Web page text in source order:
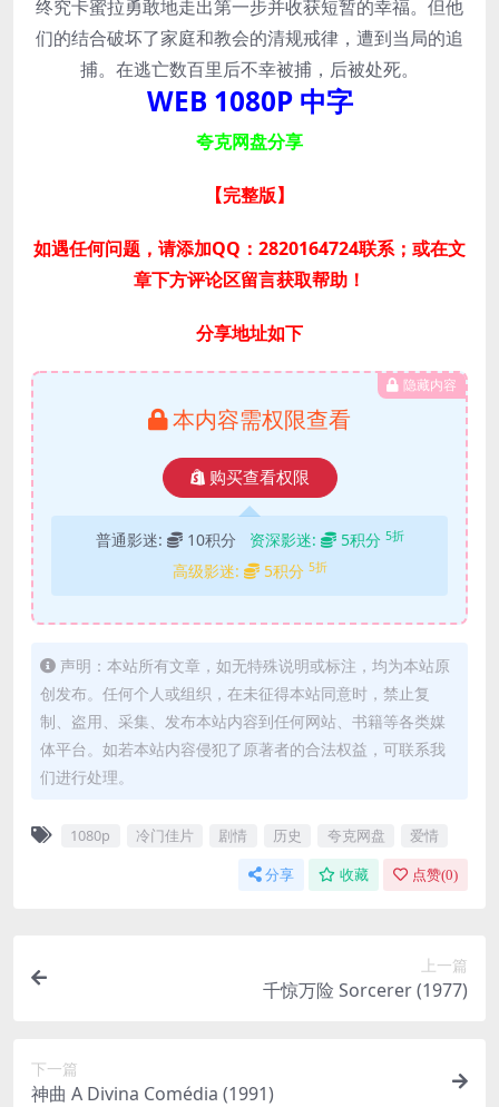
终究卡蜜拉勇敢地走出第一步并收获短暂的幸福。但他
们的结合破坏了家庭和教会的清规戒律，遭到当局的追
捕。在逃亡数百里后不幸被捕，后被处死。
WEB 1080P 中字
夸克网盘分享
【完整版】
如遇任何问题，请添加QQ：2820164724联系；或在文
章下方评论区留言获取帮助！
分享地址如下
隐藏内容
本内容需权限查看
购买查看权限
普通影迷: 10积分 资深影迷: 5积分 5折
高级影迷: 5积分 5折
声明：本站所有文章，如无特殊说明或标注，均为本站原
创发布。任何个人或组织，在未征得本站同意时，禁止复
制、盗用、采集、发布本站内容到任何网站、书籍等各类媒
体平台。如若本站内容侵犯了原著者的合法权益，可联系我
们进行处理。
1080p 冷门佳片 剧情 历史 夸克网盘 爱情
分享 收藏 点赞(0)
上一篇
千惊万险 Sorcerer (1977)
下一篇
神曲 A Divina Comédia (1991)